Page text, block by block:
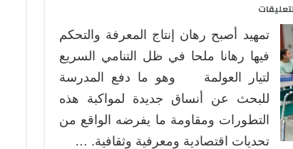
التعليم
بين
المسارين
العمومي
الخاص
:
الصعوبات
تمهيد أصبح رهان إنتاج المعرفة والتحكم
فيها رهانا ملحا في ظل التنامي السريع
لتيار العولمة وهو ما دفع المدرسة
للبحث عن أنساق جديدة لمواكبة هذه
التطورات ومقاومة ما يفرضه الواقع من
تحديات اقتصادية ومعرفية وثقافية. …